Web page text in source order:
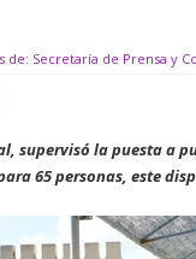
de: Secretaría de Prensa y
supervisó la puesta a
65 personas, este